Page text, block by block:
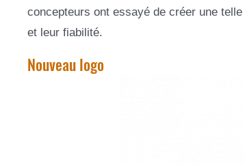
concepteurs ont essayé de créer une
et leur fiabilité.
Nouveau logo